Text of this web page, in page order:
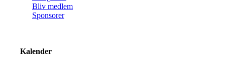
Bliv medlem
Sponsorer
Kalender